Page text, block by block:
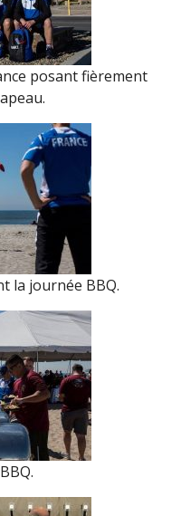
posant fièrement
la journée BBQ.